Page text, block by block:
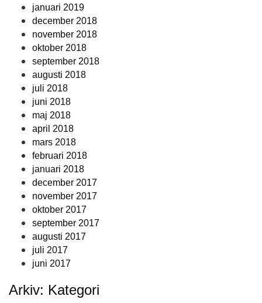
januari 2019
december 2018
november 2018
oktober 2018
september 2018
augusti 2018
juli 2018
juni 2018
maj 2018
april 2018
mars 2018
februari 2018
januari 2018
december 2017
november 2017
oktober 2017
september 2017
augusti 2017
juli 2017
juni 2017
Arkiv: Kategori